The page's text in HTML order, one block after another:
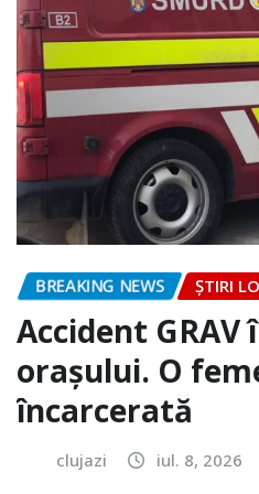
BREAKING NEWS ȘTIRI
Accident
orașului. O
încarcerată
clujazi iul. 8, 2026